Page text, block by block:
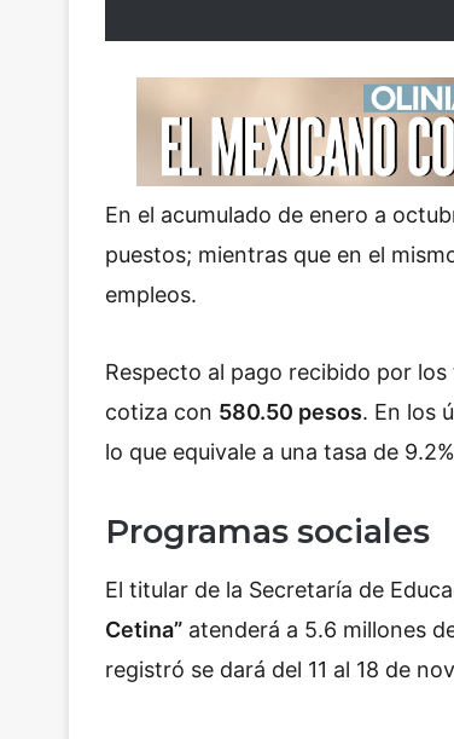
En el acumulado de enero a
puestos; mientras que en el
empleos.
Respecto al pago recibido por
cotiza con 580.50 pesos. En los
lo que equivale a una tasa de
Programas sociales
El titular de la Secretaría de
Cetina” atenderá a 5.6 millones
registró se dará del 11 al 18 de